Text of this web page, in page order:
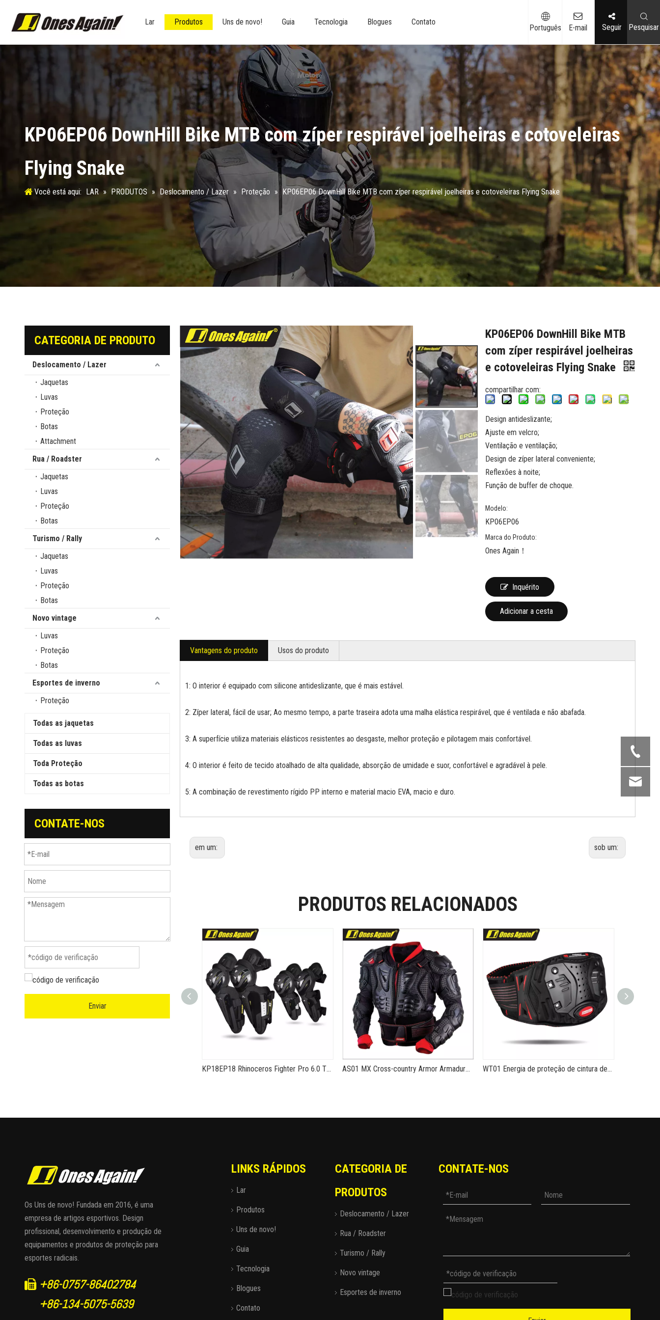
Lar Produtos Uns de novo! Guia Tecnologia Blogues Contato
Português E-mail Seguir Pesquisar
KP06EP06 DownHill Bike MTB com zíper respirável joelheiras e cotoveleiras
Flying Snake
Você está aqui: LAR » PRODUTOS » Deslocamento / Lazer » Proteção » KP06EP06 DownHill Bike MTB com zíper respirável joelheiras e cotoveleiras Flying Snake
CATEGORIA DE PRODUTO
Deslocamento / Lazer
Jaquetas
Luvas
Proteção
Botas
Attachment
Rua / Roadster
Jaquetas
Luvas
Proteção
Botas
Turismo / Rally
Jaquetas
Luvas
Proteção
Botas
Novo vintage
Luvas
Proteção
Botas
Esportes de inverno
Proteção
Todas as jaquetas
Todas as luvas
Toda Proteção
Todas as botas
CONTATE-NOS
Enviar
KP06EP06 DownHill Bike MTB
com zíper respirável joelheiras
e cotoveleiras Flying Snake
compartilhar com:
Design antideslizante;
Ajuste em velcro;
Ventilação e ventilação;
Design de zíper lateral conveniente;
Reflexões à noite;
Função de buffer de choque.
Modelo:
KP06EP06
Marca do Produto:
Ones Again！
Inquérito
Adicionar a cesta
Vantagens do produto Usos do produto
1: O interior é equipado com silicone antideslizante, que é mais estável.
2: Zíper lateral, fácil de usar; Ao mesmo tempo, a parte traseira adota uma malha elástica respirável, que é ventilada e não abafada.
3: A superfície utiliza materiais elásticos resistentes ao desgaste, melhor proteção e pilotagem mais confortável.
4: O interior é feito de tecido atoalhado de alta qualidade, absorção de umidade e suor, confortável e agradável à pele.
5: A combinação de revestimento rígido PP interno e material macio EVA, macio e duro.
em um: sob um:
PRODUTOS RELACIONADOS
KP18EP18 Rhinoceros Fighter Pro 6.0 TPU Fibra de carbono Equipamento de proteção para todas as estações Joelheiras e cotoveleiras AS01 MX Cross-country Armor Armadura de motocicleta respirável o ano todo WT01 Energia de proteção de cintura de apoio lombar para viagem de motocicleta de longa distância
Os Uns de novo! Fundada em 2016, é uma
empresa de artigos esportivos. Design
profissional, desenvolvimento e produção de
equipamentos e produtos de proteção para
esportes radicais.
 +86-0757-86402784
+86-134-5075-5639
LINKS RÁPIDOS
Lar
Produtos
Uns de novo!
Guia
Tecnologia
Blogues
Contato
CATEGORIA DE
PRODUTOS
Deslocamento / Lazer
Rua / Roadster
Turismo / Rally
Novo vintage
Esportes de inverno
CONTATE-NOS